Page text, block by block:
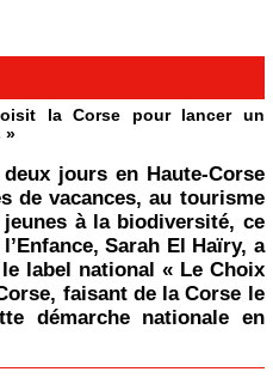
la Corse pour lancer un
»
jours en Haute-Corse
de vacances, au tourisme
à la biodiversité, ce
Sarah El Haïry, a
label national « Le Choix
faisant de la Corse le
démarche nationale en